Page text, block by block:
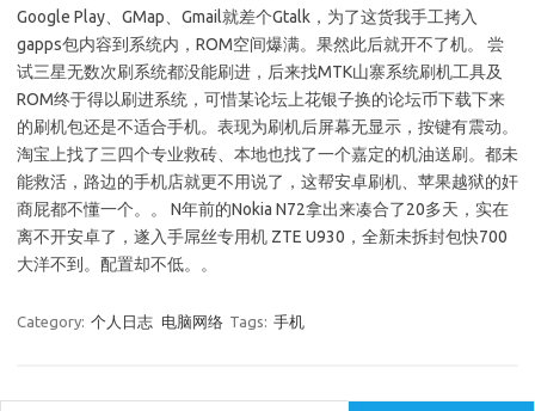
Google Play、GMap、Gmail就差个Gtalk，为了这货我手工拷入
gapps包内容到系统内，ROM空间爆满。果然此后就开不了机。 尝
试三星无数次刷系统都没能刷进，后来找MTK山寨系统刷机工具及
ROM终于得以刷进系统，可惜某论坛上花银子换的论坛币下载下来
的刷机包还是不适合手机。表现为刷机后屏幕无显示，按键有震动。
淘宝上找了三四个专业救砖、本地也找了一个嘉定的机油送刷。都未
能救活，路边的手机店就更不用说了，这帮安卓刷机、苹果越狱的奸
商屁都不懂一个。。 N年前的Nokia N72拿出来凑合了20多天，实在
离不开安卓了，遂入手屌丝专用机 ZTE U930，全新未拆封包快700
大洋不到。配置却不低。。
Category: 个人日志 电脑网络 Tags: 手机